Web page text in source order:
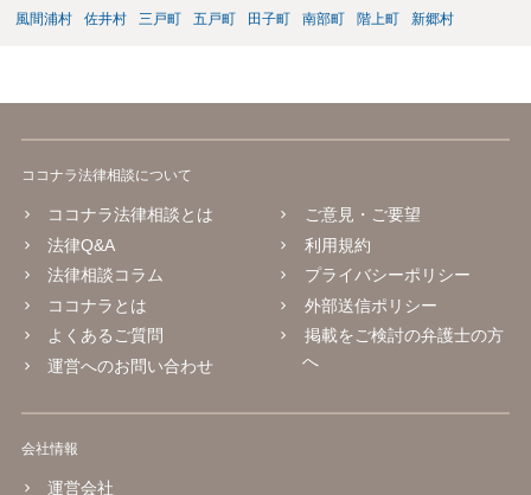
風間浦村
佐井村 三戸町 五戸町 田子町 南部町 階上町 新郷村
ココナラ法律相談について
ココナラ法律相談とは
法律Q&A
法律相談コラム
ココナラとは
よくあるご質問
運営へのお問い合わせ
ご意見・ご要望
利用規約
プライバシーポリシー
外部送信ポリシー
掲載をご検討の弁護士の方
へ
会社情報
運営会社